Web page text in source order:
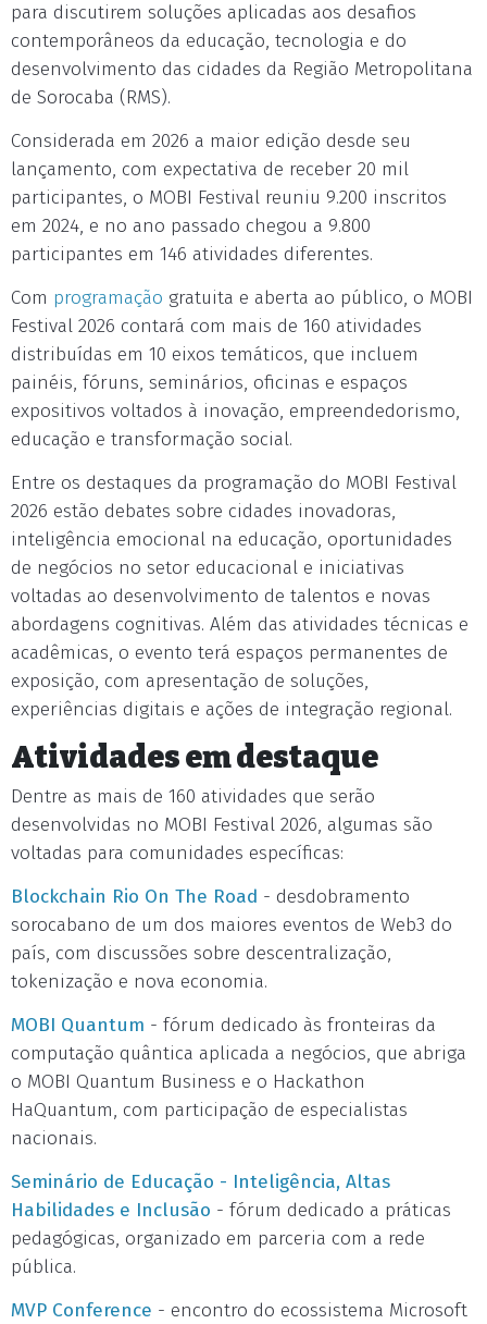
para discutirem soluções aplicadas aos desafios
contemporâneos da educação, tecnologia e do
desenvolvimento das cidades da Região Metropolitana
de Sorocaba (RMS).
Considerada em 2026 a maior edição desde seu
lançamento, com expectativa de receber 20 mil
participantes, o MOBI Festival reuniu 9.200 inscritos
em 2024, e no ano passado chegou a 9.800
participantes em 146 atividades diferentes.
Com programação gratuita e aberta ao público, o MOBI
Festival 2026 contará com mais de 160 atividades
distribuídas em 10 eixos temáticos, que incluem
painéis, fóruns, seminários, oficinas e espaços
expositivos voltados à inovação, empreendedorismo,
educação e transformação social.
Entre os destaques da programação do MOBI Festival
2026 estão debates sobre cidades inovadoras,
inteligência emocional na educação, oportunidades
de negócios no setor educacional e iniciativas
voltadas ao desenvolvimento de talentos e novas
abordagens cognitivas. Além das atividades técnicas e
acadêmicas, o evento terá espaços permanentes de
exposição, com apresentação de soluções,
experiências digitais e ações de integração regional.
Atividades em destaque
Dentre as mais de 160 atividades que serão
desenvolvidas no MOBI Festival 2026, algumas são
voltadas para comunidades específicas:
Blockchain Rio On The Road - desdobramento
sorocabano de um dos maiores eventos de Web3 do
país, com discussões sobre descentralização,
tokenização e nova economia.
MOBI Quantum - fórum dedicado às fronteiras da
computação quântica aplicada a negócios, que abriga
o MOBI Quantum Business e o Hackathon
HaQuantum, com participação de especialistas
nacionais.
Seminário de Educação - Inteligência, Altas
Habilidades e Inclusão - fórum dedicado a práticas
pedagógicas, organizado em parceria com a rede
pública.
MVP Conference - encontro do ecossistema Microsoft